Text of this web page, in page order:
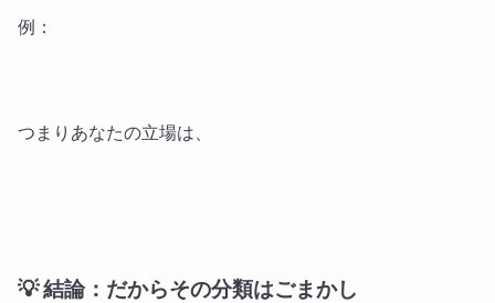
例：
つまりあなたの立場は、
💡 結論：だからその分類はごまかし